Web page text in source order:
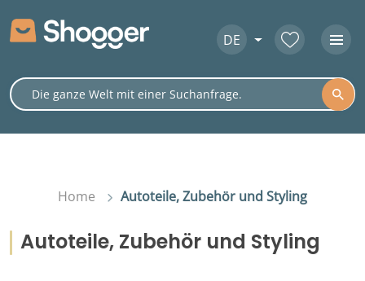
DE
Home Autoteile, Zubehör und Styling
Autoteile, Zubehör und Styling